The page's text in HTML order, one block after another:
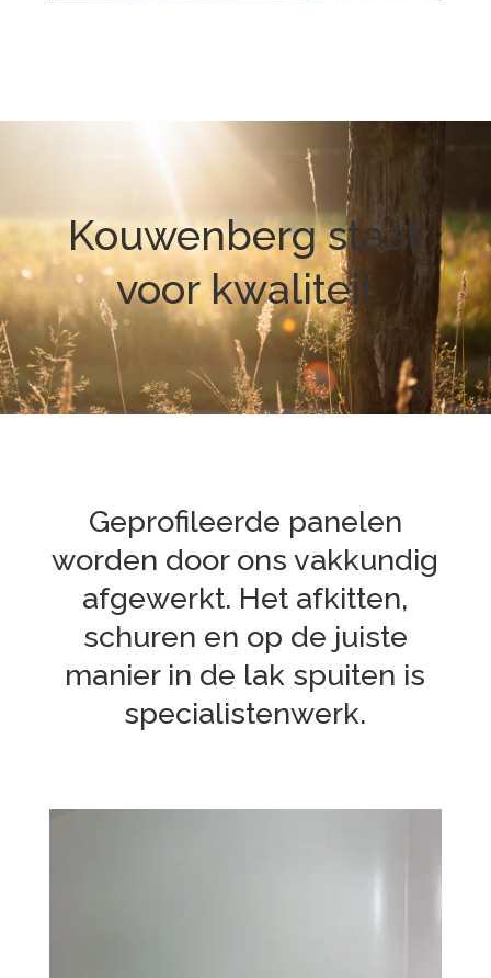
Kouwenberg staat
voor kwaliteit
Geprofileerde panelen
worden door ons vakkundig
afgewerkt. Het afkitten,
schuren en op de juiste
manier in de lak spuiten is
specialistenwerk.